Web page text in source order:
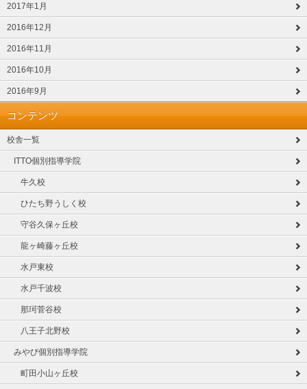
2017年1月
2016年12月
2016年11月
2016年10月
2016年9月
コンテンツ
校舎一覧
ITTO個別指導学院
牛久校
ひたち野うしく校
守谷久保ヶ丘校
龍ヶ崎藤ヶ丘校
水戸東校
水戸千波校
那珂菅谷校
八王子北野校
みやび個別指導学院
町田小山ヶ丘校